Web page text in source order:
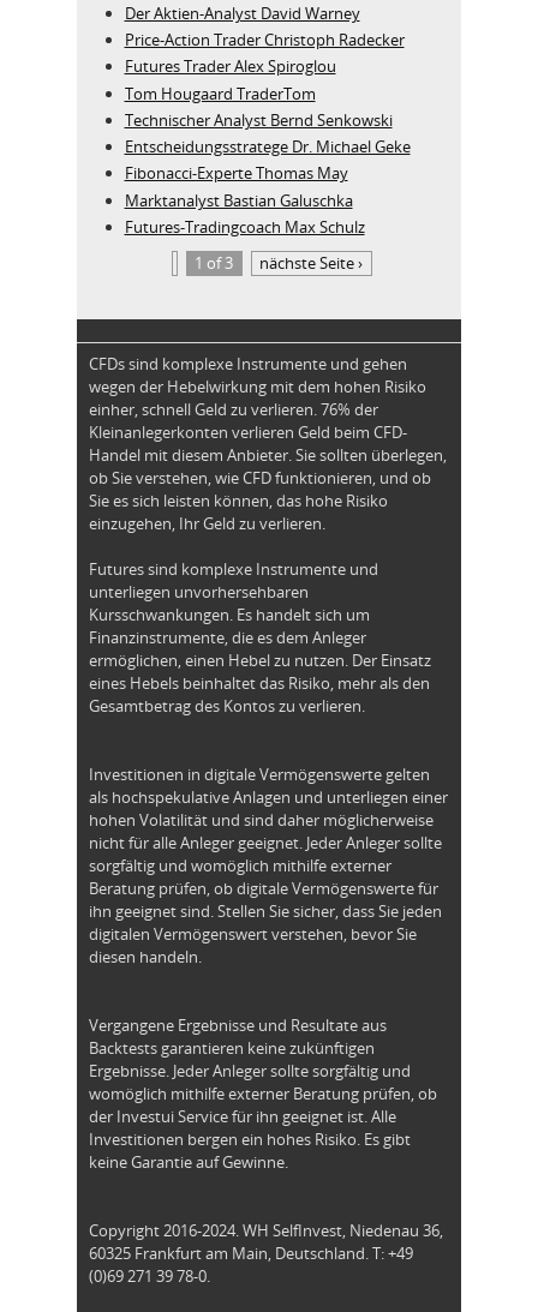
Der Aktien-Analyst David Warney
Price-Action Trader Christoph Radecker
Futures Trader Alex Spiroglou
Tom Hougaard TraderTom
Technischer Analyst Bernd Senkowski
Entscheidungsstratege Dr. Michael Geke
Fibonacci-Experte Thomas May
Marktanalyst Bastian Galuschka
Futures-Tradingcoach Max Schulz
1 of 3
nächste Seite ›
CFDs sind komplexe Instrumente und gehen
wegen der Hebelwirkung mit dem hohen Risiko
einher, schnell Geld zu verlieren. 76% der
Kleinanlegerkonten verlieren Geld beim CFD-
Handel mit diesem Anbieter. Sie sollten überlegen,
ob Sie verstehen, wie CFD funktionieren, und ob
Sie es sich leisten können, das hohe Risiko
einzugehen, Ihr Geld zu verlieren.
Futures sind komplexe Instrumente und
unterliegen unvorhersehbaren
Kursschwankungen. Es handelt sich um
Finanzinstrumente, die es dem Anleger
ermöglichen, einen Hebel zu nutzen. Der Einsatz
eines Hebels beinhaltet das Risiko, mehr als den
Gesamtbetrag des Kontos zu verlieren.
Investitionen in digitale Vermögenswerte gelten
als hochspekulative Anlagen und unterliegen einer
hohen Volatilität und sind daher möglicherweise
nicht für alle Anleger geeignet. Jeder Anleger sollte
sorgfältig und womöglich mithilfe externer
Beratung prüfen, ob digitale Vermögenswerte für
ihn geeignet sind. Stellen Sie sicher, dass Sie jeden
digitalen Vermögenswert verstehen, bevor Sie
diesen handeln.
Vergangene Ergebnisse und Resultate aus
Backtests garantieren keine zukünftigen
Ergebnisse. Jeder Anleger sollte sorgfältig und
womöglich mithilfe externer Beratung prüfen, ob
der Investui Service für ihn geeignet ist. Alle
Investitionen bergen ein hohes Risiko. Es gibt
keine Garantie auf Gewinne.
Copyright 2016-2024. WH SelfInvest, Niedenau 36,
60325 Frankfurt am Main, Deutschland. T: +49
(0)69 271 39 78-0.